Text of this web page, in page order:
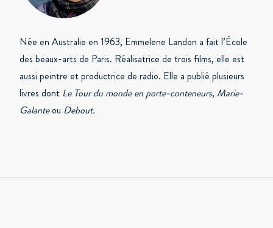
Née en Australie en 1963, Emmelene Landon a fait l’École
des beaux-arts de Paris. Réalisatrice de trois films, elle est
aussi peintre et productrice de radio. Elle a publié plusieurs
livres dont Le Tour du monde en porte-conteneurs, Marie-
Galanteou Debout.